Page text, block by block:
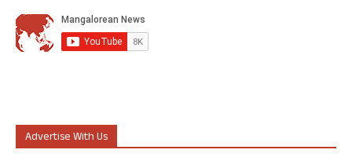
Advertise With Us